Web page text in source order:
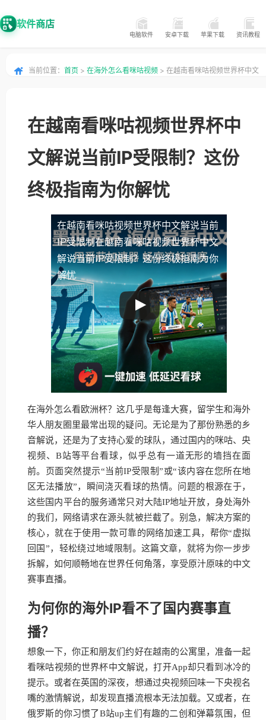
软件商店
电脑软件 安卓下载 苹果下载 资讯教程
当前位置： 首页 > 在海外怎么看咪咕视频 > 在越南看咪咕视频世界杯中文
在越南看咪咕视频世界杯中
文解说当前IP受限制？这份
终极指南为你解忧
在越南看咪咕视频世界杯中文解说当前
IP受限制在越南看咪咕视频世界杯中文
解说当前IP受限制？这份终极指南为你
解忧
在海外怎么看欧洲杯？这几乎是每逢大赛，留学生和海外
华人朋友圈里最常出现的疑问。无论是为了那份熟悉的乡
音解说，还是为了支持心爱的球队，通过国内的咪咕、央
视频、B站等平台看球，似乎总有一道无形的墙挡在面
前。页面突然提示“当前IP受限制”或“该内容在您所在地
区无法播放”，瞬间浇灭看球的热情。问题的根源在于，
这些国内平台的服务通常只对大陆IP地址开放，身处海外
的我们，网络请求在源头就被拦截了。别急，解决方案的
核心，就在于使用一款可靠的网络加速工具，帮你“虚拟
回国”，轻松绕过地域限制。这篇文章，就将为你一步步
拆解，如何顺畅地在世界任何角落，享受原汁原味的中文
赛事直播。
为何你的海外IP看不了国内赛事直
播？
想象一下，你正和朋友们约好在越南的公寓里，准备一起
看咪咕视频的世界杯中文解说，打开App却只看到冰冷的
提示。或者在英国的深夜，想通过央视频回味一下央视名
嘴的激情解说，却发现直播流根本无法加载。又或者，在
俄罗斯的你习惯了B站up主们有趣的二创和弹幕氛围，但